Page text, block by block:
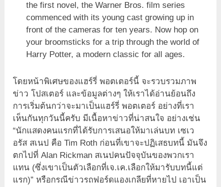
the first novel, the Warner Bros. film series
commenced with its young cast growing up in
front of the cameras for ten years. Now hop on
your broomsticks for a trip through the world of
Harry Potter, a modern classic for all ages.
โดยหน้าพิเศษของแฮร์รี่ พอตเตอร์นี้ จะรวบรวมภาพ
ข่าว โปสเตอร์ และข้อมูลต่างๆ ให้เราได้อ่านย้อนถึง
การเริ่มต้นกว่าจะมาเป็นแฮร์รี่ พอตเตอร์ อย่างที่เรา
เห็นกันทุกวันนี้ครับ มีเนื้อหาข่าวที่น่าสนใจ อย่างเช่น
“นักแสดงคนแรกที่ได้รับการเสนอให้มาเล่นบท เซเว
อรัส สเนป คือ Tim Roth ก่อนที่เขาจะปฏิเสธบทนี้ มันจึง
ตกไปที่ Alan Rickman สเนปคนปัจจุบันของพวกเรา
แทน (ซึ่งเขาเป็นตัวเลือกที่เจ.เค.เลือกให้มารับบทนี้แต่
แรก)” หรือกรณีข่าวรถฟอร์ดแองเกลียที่หายไป เอาเป็น